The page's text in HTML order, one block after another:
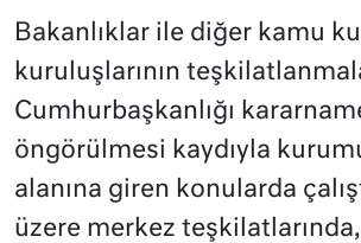
Bakanlıklar ile diğer kamu
kuruluşlarının
Cumhurbaşkanlığı
öngörülmesi kaydıyla
alanına giren konularda
üzere merkez teşkilatlarında,